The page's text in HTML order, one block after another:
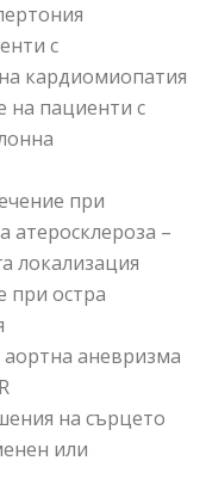
с
кардиомиопатия
на пациенти с
при
атеросклероза –
локализация
при остра
аневризма
на сърцето
или